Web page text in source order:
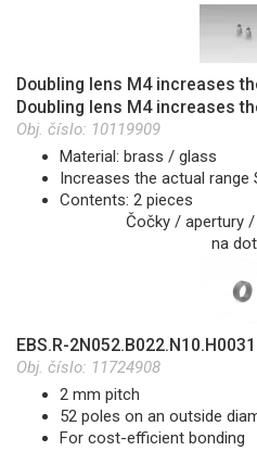
Doubling lens M4 increases
Doubling lens M4 increases
Obj. číslo: 10119909
Material: brass / glass
Increases the actual
Contents: 2 pieces
Čočky / apertury
na
EBS.R-2N052.B022.N10.H0031
Obj. číslo: 11724908
2 mm pitch
52 poles on an outside
For cost-efficient bonding